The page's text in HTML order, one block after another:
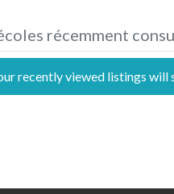
récemment
recently viewed listings will